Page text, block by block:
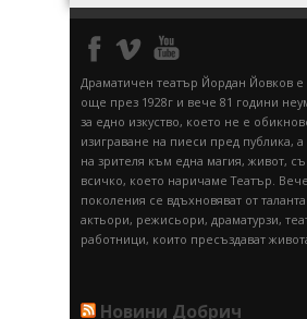
Драматичен театър Йордан Йовков е
още през 1928г и вече 81 години
за едно изкуство, което не е
изиграване на пиеси пред публика,
на зрителя към една магия, живот,
всичко, което наричаме Театър.
поколения се вдъхновяват от
актьори, режисьори, драматурзи,
работници, които пресъздават
Новини Добрич